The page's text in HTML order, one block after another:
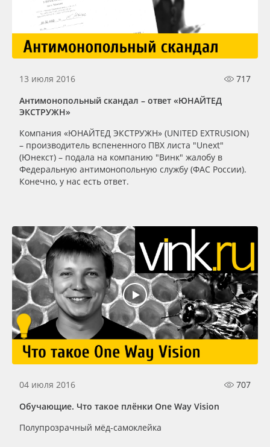
13 июля 2016
717
Антимонопольный скандал – ответ «ЮНАЙТЕД
ЭКСТРУЖН»
Компания «ЮНАЙТЕД ЭКСТРУЖН» (UNITED EXTRUSION)
– производитель вспененного ПВХ листа "Unext"
(Юнекст) – подала на компанию "Винк" жалобу в
Федеральную антимонопольную службу (ФАС России).
Конечно, у нас есть ответ.
04 июля 2016
707
Обучающие. Что такое плёнки One Way Vision
Полупрозрачный мёд-самоклейка